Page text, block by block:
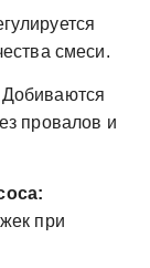
смеси.
Добиваются
провалов и
при